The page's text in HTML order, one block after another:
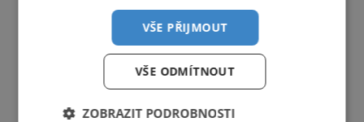
VŠE PŘIJMOUT
VŠE ODMÍTNOUT
ZOBRAZIT PODROBNOSTI